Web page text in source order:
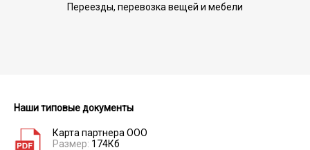
Переезды, перевозка вещей и мебели
Наши типовые документы
Карта партнера ООО
Размер: 174Кб